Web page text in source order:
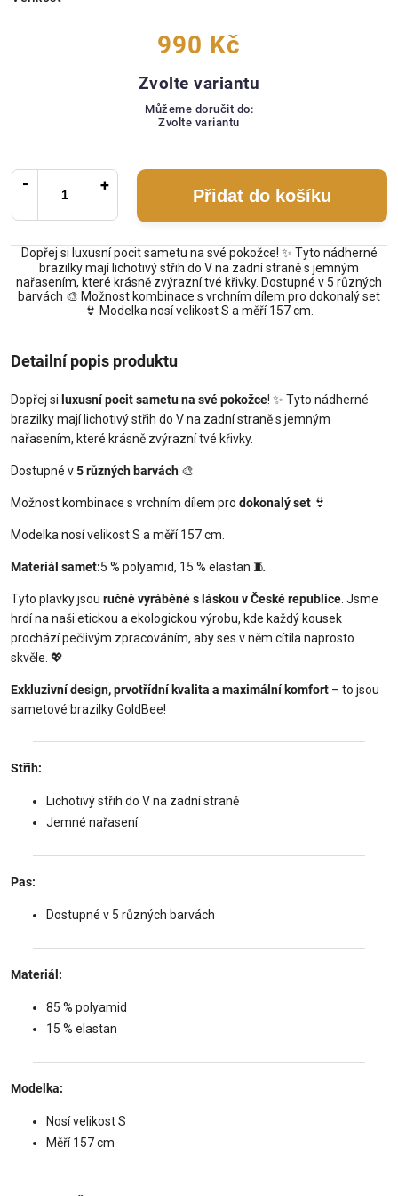
990 Kč
Zvolte variantu
Můžeme doručit do:
Zvolte variantu
Přidat do košíku
Dopřej si luxusní pocit sametu na své pokožce! ✨ Tyto nádherné
brazilky mají lichotivý střih do V na zadní straně s jemným
nařasením, které krásně zvýrazní tvé křivky. Dostupné v 5 různých
barvách 🎨 Možnost kombinace s vrchním dílem pro dokonalý set
👙 Modelka nosí velikost S a měří 157 cm.
Detailní popis produktu
Dopřej si luxusní pocit sametu na své pokožce! ✨ Tyto nádherné
brazilky mají lichotivý střih do V na zadní straně s jemným
nařasením, které krásně zvýrazní tvé křivky.
Dostupné v5 různých barvách 🎨
Možnost kombinace s vrchním dílem pro dokonalý set 👙
Modelka nosí velikost S a měří 157 cm.
Materiál samet:5 % polyamid, 15 % elastan 🧵
Tyto plavky jsou ručně vyráběné s láskou v České republice . Jsme
hrdí na naši etickou a ekologickou výrobu, kde každý kousek
prochází pečlivým zpracováním, aby ses v něm cítila naprosto
skvěle. 💖
Exkluzivní design, prvotřídní kvalita a maximální komfort – to jsou
sametové brazilky GoldBee!
Střih:
Lichotivý střih do V na zadní straně
Jemné nařasení
Pas:
Dostupné v 5 různých barvách
Materiál:
85 % polyamid
15 % elastan
Modelka:
Nosí velikost S
Měří 157 cm